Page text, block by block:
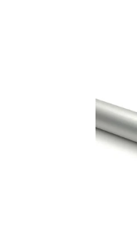
e
k